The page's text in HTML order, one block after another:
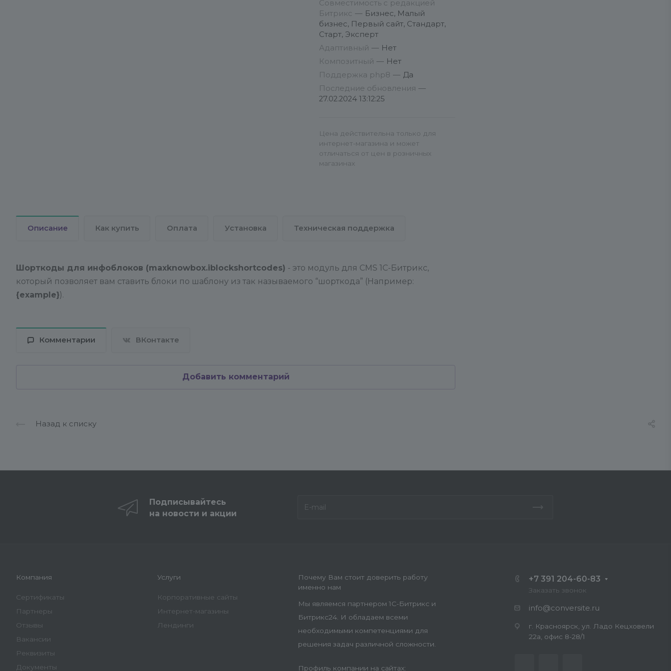
Совместимость с редакцией
Битрикс — Бизнес, Малый
бизнес, Первый сайт, Стандарт,
Старт, Эксперт
Адаптивный — Нет
Композитный — Нет
Поддержка php8 — Да
Последние обновления —
27.02.2024 13:12:25
Цена действительна только для
интернет-магазина и может
отличаться от цен в розничных
магазинах
Описание Как купить Оплата Установка Техническая поддержка
Шорткоды для инфоблоков (maxknowbox.iblockshortcodes) - это модуль для CMS 1С-Битрикс,
который позволяет вам ставить блоки по шаблону из так называемого “шорткода” (Например:
{example}).
Комментарии ВКонтакте
Добавить комментарий
Назад к списку
Подписывайтесь
на новости и акции
Компания
Сертификаты
Партнеры
Отзывы
Вакансии
Реквизиты
Документы
Услуги
Корпоративные сайты
Интернет-магазины
Лендинги
Почему Вам стоит доверить работу
именно нам
Мы являемся партнером 1С-Битрикс и
Битрикс24. И обладаем всеми
необходимыми компетенциями для
решения задач различной сложности.
Профиль компании на сайтах:
+7 391 204-60-83
Заказать звонок
info@conversite.ru
г. Красноярск, ул. Ладо Кецховели
22а, офис 8-28/1